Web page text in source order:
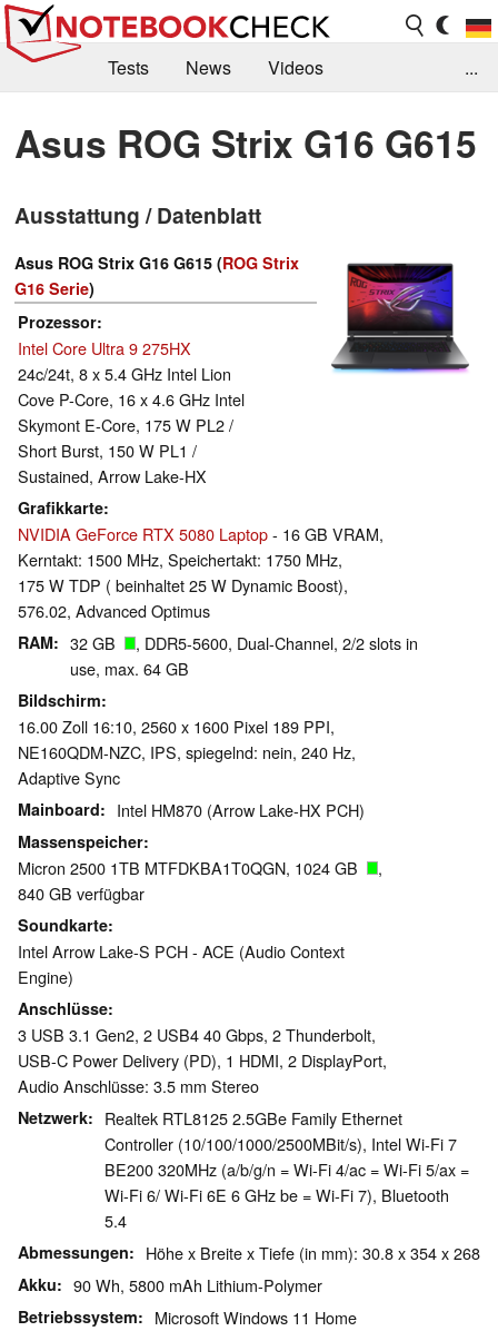
Tests News
Videos
Kaufberatung
Deals Suche
Jobs
Forum
...
Asus ROG Strix G16 G615
Ausstattung / Datenblatt
Asus ROG Strix G16 G615 (ROG Strix
G16 Serie)
Prozessor
Intel Core Ultra 9 275HX
24c/24t, 8 x 5.4 GHz Intel Lion
Cove P-Core, 16 x 4.6 GHz Intel
Skymont E-Core, 175 W PL2 /
Short Burst, 150 W PL1 /
Sustained, Arrow Lake-HX
Grafikkarte
NVIDIA GeForce RTX 5080 Laptop- 16 GB VRAM,
Kerntakt: 1500 MHz, Speichertakt: 1750 MHz,
175 W TDP ( beinhaltet 25 W Dynamic Boost),
576.02, Advanced Optimus
RAM 32 GB
, DDR5-5600, Dual-Channel, 2/2 slots in
use, max. 64 GB
Bildschirm
16.00 Zoll 16:10, 2560 x 1600 Pixel 189 PPI,
NE160QDM-NZC, IPS, spiegelnd: nein, 240 Hz,
Adaptive Sync
Mainboard Intel HM870 (Arrow Lake-HX PCH)
Massenspeicher
Micron 2500 1TB MTFDKBA1T0QGN, 1024 GB
,
840 GB verfügbar
Soundkarte
Intel Arrow Lake-S PCH - ACE (Audio Context
Engine)
Anschlüsse
3 USB 3.1 Gen2, 2 USB4 40 Gbps, 2 Thunderbolt,
USB-C Power Delivery (PD), 1 HDMI, 2 DisplayPort,
Audio Anschlüsse: 3.5 mm Stereo
Netzwerk
Realtek RTL8125 2.5GBe Family Ethernet
Controller (10/100/1000/2500MBit/s), Intel Wi-Fi 7
BE200 320MHz (a/b/g/n = Wi-Fi 4/ac = Wi-Fi 5/ax =
Wi-Fi 6/ Wi-Fi 6E 6 GHz be = Wi-Fi 7), Bluetooth
5.4
Abmessungen Höhe x Breite x Tiefe (in mm): 30.8 x 354 x 268
Akku 90 Wh, 5800 mAh Lithium-Polymer
Betriebssystem Microsoft Windows 11 Home